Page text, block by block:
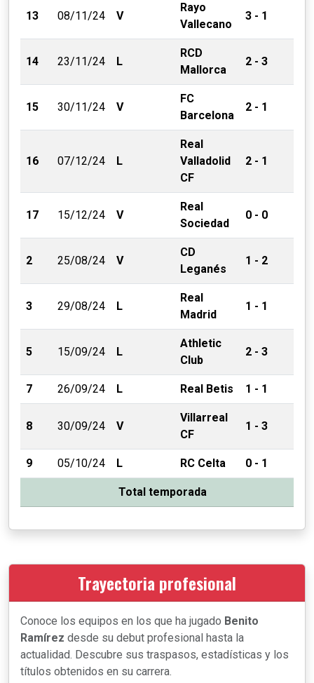
13 08/11/24 V
Rayo
Vallecano
3 - 1
14 23/11/24 L
RCD
Mallorca
2 - 3
15 30/11/24 V
FC
Barcelona
2 - 1
16 07/12/24 L
Real
Valladolid
CF
2 - 1
17 15/12/24 V
Real
Sociedad
0 - 0
2 25/08/24 V
CD
Leganés
1 - 2
3 29/08/24 L
Real
Madrid
1 - 1
5 15/09/24 L
Athletic
Club
2 - 3
7 26/09/24 L Real Betis 1 - 1
8 30/09/24 V
Villarreal
CF
1 - 3
9 05/10/24 L RC Celta 0 - 1
Total temporada
Trayectoria profesional
Conoce los equipos en los que ha jugado Benito
Ramírez desde su debut profesional hasta la
actualidad. Descubre sus traspasos, estadísticas y los
títulos obtenidos en su carrera.